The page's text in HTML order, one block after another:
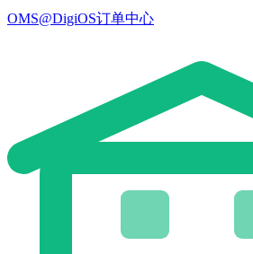
OMS@DigiOS订单中心